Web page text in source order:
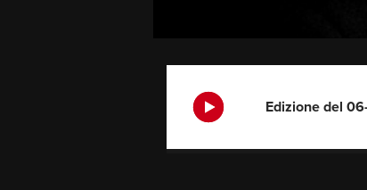
Edizione del